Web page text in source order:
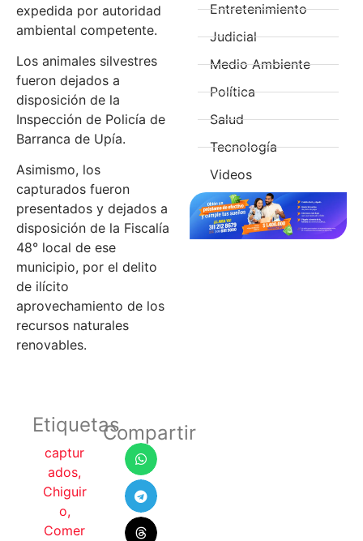
expedida por autoridad
ambiental competente.
Los animales silvestres
fueron dejados a
disposición de la
Inspección de Policía de
Barranca de Upía.
Asimismo, los
capturados fueron
presentados y dejados a
disposición de la Fiscalía
48° local de ese
municipio, por el delito
de ilícito
aprovechamiento de los
recursos naturales
renovables.
Etiquetas
captur
ados,
Chiguir
o,
Comer
Compartir
Entretenimiento
Judicial
Medio Ambiente
Política
Salud
Tecnología
Videos